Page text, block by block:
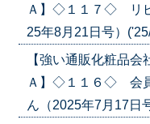
Ａ】◇１１７◇ リピ
25年8月21日号）
【強い通販化粧品
Ａ】◇１１６◇ 会員
ん（2025年7月17日